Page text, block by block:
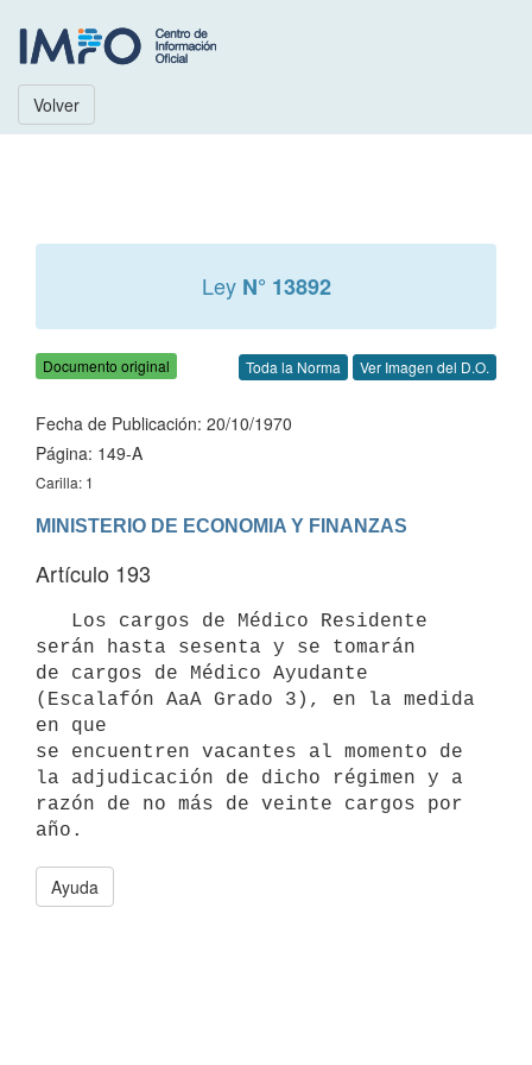
Volver
Ley N° 13892
Documento original Toda la Norma Ver Imagen del D.O.
Fecha de Publicación: 20/10/1970
Página: 149-A
Carilla: 1
MINISTERIO DE ECONOMIA Y FINANZAS
Artículo 193
serán hasta sesenta y se tomarán
de cargos de Médico Ayudante
(Escalafón AaA Grado 3), en la medida
en que
se encuentren vacantes al momento de
la adjudicación de dicho régimen y a
razón de no más de veinte cargos por
Ayuda